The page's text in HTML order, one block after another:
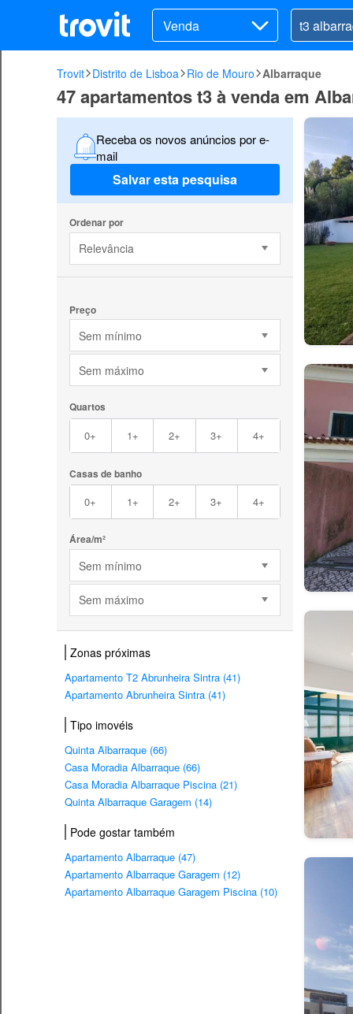
Venda
Trovit Distrito de Lisboa Rio de Mouro Albarraque
47 apartamentos t3 à venda em
Receba os novos anúncios por e-
mail
Salvar esta pesquisa
Ordenar por
Relevância
Preço
Sem mínimo
Sem máximo
Quartos
0+ 1+ 2+ 3+ 4+
Casas de banho
0+ 1+ 2+ 3+ 4+
Área/m²
Sem mínimo
Sem máximo
Zonas próximas
Apartamento T2 Abrunheira Sintra (41)
Apartamento Abrunheira Sintra (41)
Tipo imovéis
Quinta Albarraque (66)
Casa Moradia Albarraque (66)
Casa Moradia Albarraque Piscina (21)
Quinta Albarraque Garagem (14)
Pode gostar também
Apartamento Albarraque (47)
Apartamento Albarraque Garagem (12)
Apartamento Albarraque Garagem Piscina (10)